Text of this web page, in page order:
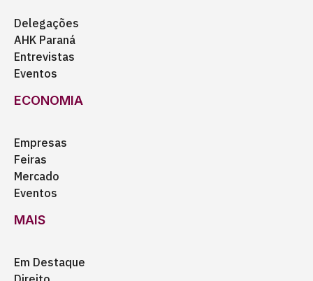
Delegações
AHK Paraná
Entrevistas
Eventos
ECONOMIA
Empresas
Feiras
Mercado
Eventos
MAIS
Em Destaque